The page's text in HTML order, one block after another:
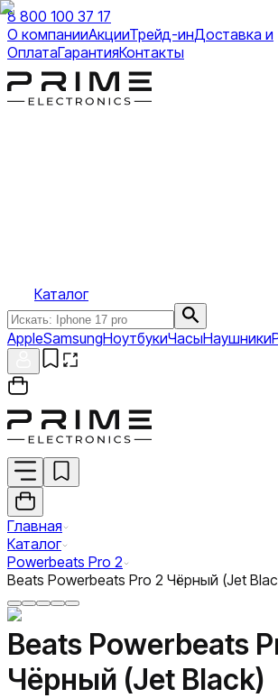
8 800 100 37 17
О компанииАкцииТрейд-инДоставка и
ОплатаГарантияКонтакты
Каталог
AppleSamsungНоутбукиЧасыНаушники
Главная
Каталог
Powerbeats Pro 2
Beats Powerbeats Pro 2 Чёрный (Jet
Beats Powerbeats
Чёрный (Jet Black)